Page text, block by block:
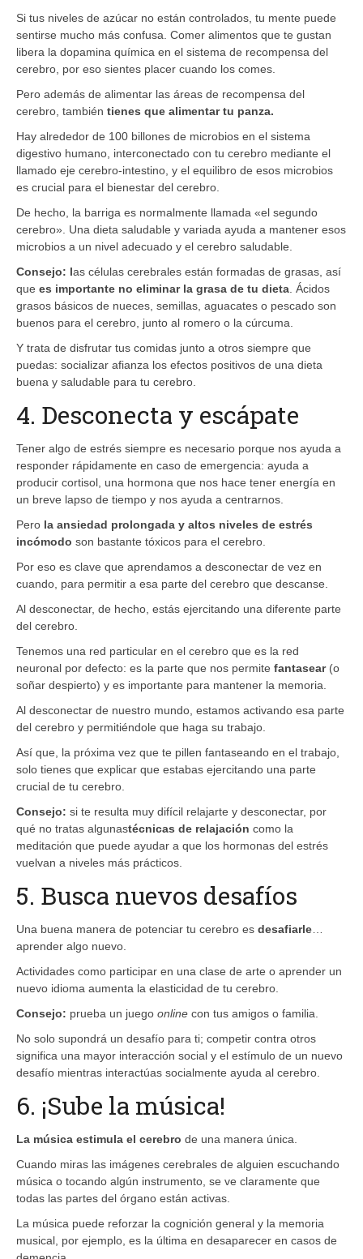
Si tus niveles de azúcar no están controlados, tu mente puede
sentirse mucho más confusa. Comer alimentos que te gustan
libera la dopamina química en el sistema de recompensa del
cerebro, por eso sientes placer cuando los comes.
Pero además de alimentar las áreas de recompensa del
cerebro, también tienes que alimentar tu panza.
Hay alrededor de 100 billones de microbios en el sistema
digestivo humano, interconectado con tu cerebro mediante el
llamado eje cerebro-intestino, y el equilibro de esos microbios
es crucial para el bienestar del cerebro.
De hecho, la barriga es normalmente llamada «el segundo
cerebro». Una dieta saludable y variada ayuda a mantener esos
microbios a un nivel adecuado y el cerebro saludable.
Consejo: las células cerebrales están formadas de grasas, así
que es importante no eliminar la grasa de tu dieta . Ácidos
grasos básicos de nueces, semillas, aguacates o pescado son
buenos para el cerebro, junto al romero o la cúrcuma.
Y trata de disfrutar tus comidas junto a otros siempre que
puedas: socializar afianza los efectos positivos de una dieta
buena y saludable para tu cerebro.
4. Desconecta y escápate
Tener algo de estrés siempre es necesario porque nos ayuda a
responder rápidamente en caso de emergencia: ayuda a
producir cortisol, una hormona que nos hace tener energía en
un breve lapso de tiempo y nos ayuda a centrarnos.
Pero la ansiedad prolongada y altos niveles de estrés
incómodo son bastante tóxicos para el cerebro.
Por eso es clave que aprendamos a desconectar de vez en
cuando, para permitir a esa parte del cerebro que descanse.
Al desconectar, de hecho, estás ejercitando una diferente parte
del cerebro.
Tenemos una red particular en el cerebro que es la red
neuronal por defecto: es la parte que nos permite fantasear (o
soñar despierto) y es importante para mantener la memoria.
Al desconectar de nuestro mundo, estamos activando esa parte
del cerebro y permitiéndole que haga su trabajo.
Así que, la próxima vez que te pillen fantaseando en el trabajo,
solo tienes que explicar que estabas ejercitando una parte
crucial de tu cerebro.
Consejo: si te resulta muy difícil relajarte y desconectar, por
qué no tratas algunastécnicas de relajación como la
meditación que puede ayudar a que los hormonas del estrés
vuelvan a niveles más prácticos.
5. Busca nuevos desafíos
Una buena manera de potenciar tu cerebro es desafiarle
aprender algo nuevo.
Actividades como participar en una clase de arte o aprender un
nuevo idioma aumenta la elasticidad de tu cerebro.
Consejo: prueba un juego online con tus amigos o familia.
No solo supondrá un desafío para ti; competir contra otros
significa una mayor interacción social y el estímulo de un nuevo
desafío mientras interactúas socialmente ayuda al cerebro.
6. ¡Sube la música!
La música estimula el cerebro de una manera única.
Cuando miras las imágenes cerebrales de alguien escuchando
música o tocando algún instrumento, se ve claramente que
todas las partes del órgano están activas.
La música puede reforzar la cognición general y la memoria
musical, por ejemplo, es la última en desaparecer en casos de